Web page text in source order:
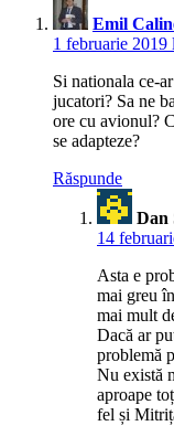
Emil
1 februarie 2019
Si nationala ce-
jucatori? Sa ne
ore cu avionul?
se adapteze?
Răspunde
Dan
14
Asta e
mai greu
mai mult
Dacă ar
problemă
Nu există
aproape
fel și